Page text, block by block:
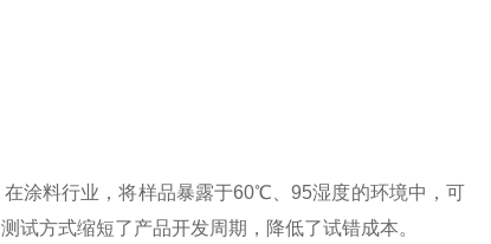
涂料行业，将样品暴露于60℃、95湿度的环境中，可
试方式缩短了产品开发周期，降低了试错成本。